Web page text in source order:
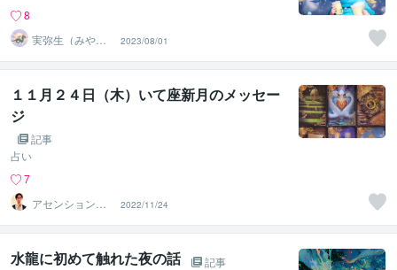
8
実弥生（みや
の）
2023/08/01
１１月２４日（木）いて座新月のメッセー
ジ
記事
占い
7
アセンションナ
ビゲーター和（K
azu）
2022/11/24
水龍に初めて触れた夜の話
記事